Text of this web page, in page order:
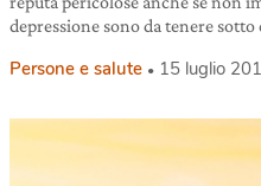
depressione sono da tenere
Persone e salute 15 luglio